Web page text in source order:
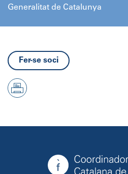
Generalitat de Catalunya
Fer-se soci